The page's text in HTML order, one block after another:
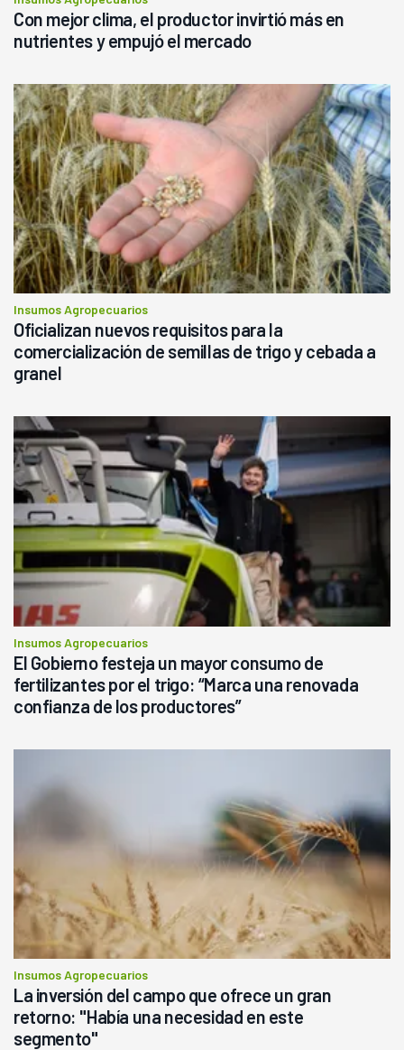
Con mejor clima, el productor invirtió más en
nutrientes y empujó el mercado
Insumos Agropecuarios
Oficializan nuevos requisitos para la
comercialización de semillas de trigo y cebada a
granel
Insumos Agropecuarios
El Gobierno festeja un mayor consumo de
fertilizantes por el trigo: “Marca una renovada
confianza de los productores”
Insumos Agropecuarios
La inversión del campo que ofrece un gran
retorno: "Había una necesidad en este
segmento"